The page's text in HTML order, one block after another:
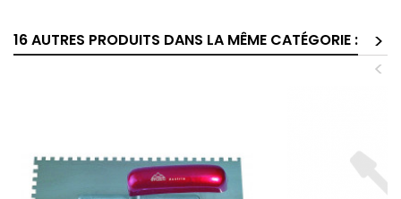
16 AUTRES PRODUITS DANS LA MÊME CATÉGORIE :
>
<